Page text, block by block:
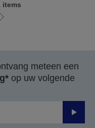
items
meteen een
op uw volgende